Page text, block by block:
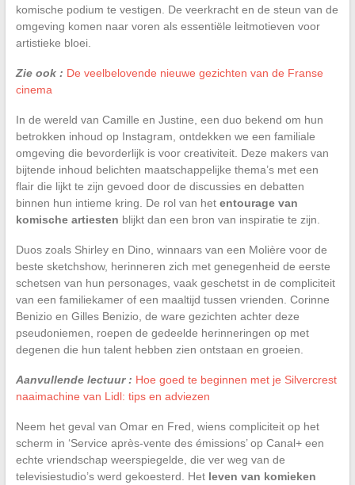
komische podium te vestigen. De veerkracht en de steun van de
omgeving komen naar voren als essentiële leitmotieven voor
artistieke bloei.
Zie ook : De veelbelovende nieuwe gezichten van de Franse
cinema
In de wereld van Camille en Justine, een duo bekend om hun
betrokken inhoud op Instagram, ontdekken we een familiale
omgeving die bevorderlijk is voor creativiteit. Deze makers van
bijtende inhoud belichten maatschappelijke thema’s met een
flair die lijkt te zijn gevoed door de discussies en debatten
binnen hun intieme kring. De rol van het entourage van
komische artiesten blijkt dan een bron van inspiratie te zijn.
Duos zoals Shirley en Dino, winnaars van een Molière voor de
beste sketchshow, herinneren zich met genegenheid de eerste
schetsen van hun personages, vaak geschetst in de compliciteit
van een familiekamer of een maaltijd tussen vrienden. Corinne
Benizio en Gilles Benizio, de ware gezichten achter deze
pseudoniemen, roepen de gedeelde herinneringen op met
degenen die hun talent hebben zien ontstaan en groeien.
Aanvullende lectuur : Hoe goed te beginnen met je Silvercrest
naaimachine van Lidl: tips en adviezen
Neem het geval van Omar en Fred, wiens compliciteit op het
scherm in ‘Service après-vente des émissions’ op Canal+ een
echte vriendschap weerspiegelde, die ver weg van de
televisiestudio’s werd gekoesterd. Het leven van komieken